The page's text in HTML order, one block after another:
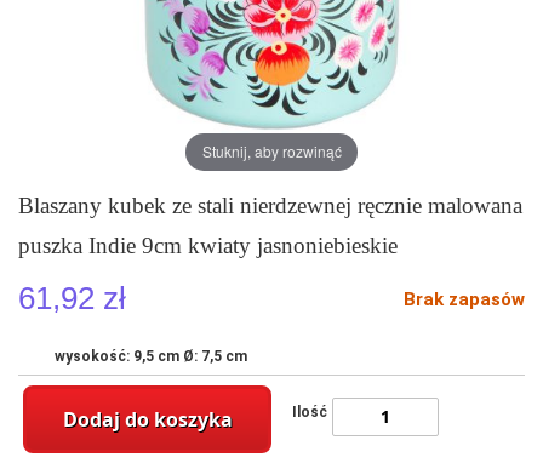
Blaszany kubek ze stali nierdzewnej ręcznie malowana
puszka Indie 9cm kwiaty jasnoniebieskie
61,92 zł Brak zapasów
wysokość: 9,5 cm Ø: 7,5 cm
Ilość
Dodaj do koszyka
Stuknij, aby rozwinąć